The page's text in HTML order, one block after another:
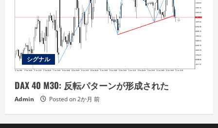
シグナル
DAX 40 M30: 反転パターンが形成された
Admin Posted on 2か月 前